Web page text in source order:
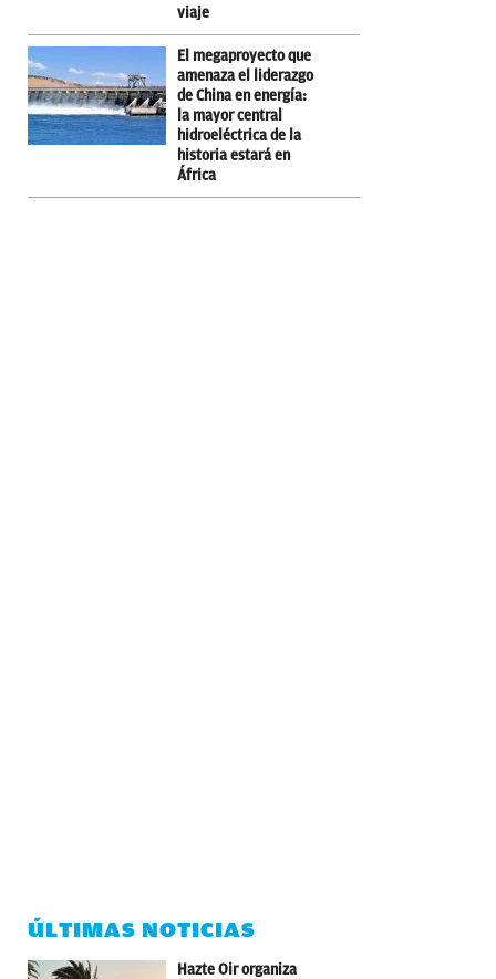
viaje
El megaproyecto que
amenaza el liderazgo
de China en energía:
la mayor central
hidroeléctrica de la
historia estará en
África
ÚLTIMAS NOTICIAS
Hazte Oir organiza